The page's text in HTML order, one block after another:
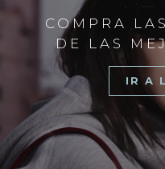
COMPRA
DE LAS
IR A